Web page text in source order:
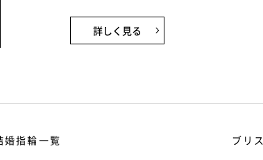
詳しく見る
婚指輪一覧 ブリ